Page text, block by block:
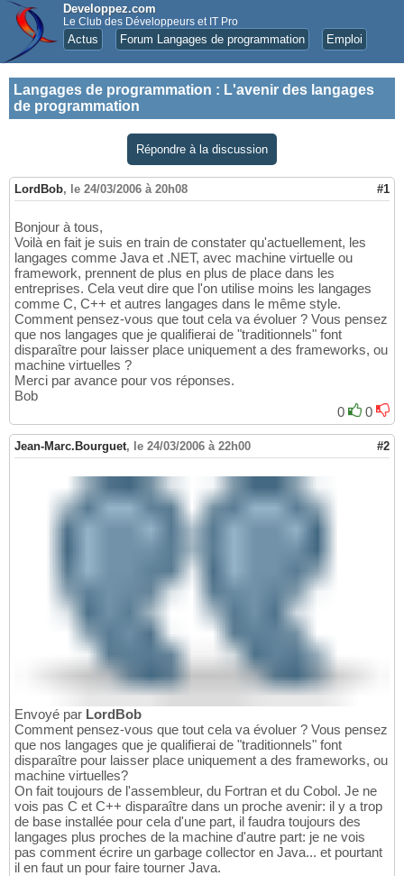
Developpez.com
Le Club des Développeurs et IT Pro
Actus Forum Langages de programmation Emploi
Langages de programmation : L'avenir des langages
de programmation
Répondre à la discussion
LordBob, le 24/03/2006 à 20h08 #1
Bonjour à tous,
Voilà en fait je suis en train de constater qu'actuellement, les
langages comme Java et .NET, avec machine virtuelle ou
framework, prennent de plus en plus de place dans les
entreprises. Cela veut dire que l'on utilise moins les langages
comme C, C++ et autres langages dans le même style.
Comment pensez-vous que tout cela va évoluer ? Vous pensez
que nos langages que je qualifierai de "traditionnels" font
disparaître pour laisser place uniquement a des frameworks, ou
machine virtuelles ?
Merci par avance pour vos réponses.
Bob
0
0
Jean-Marc.Bourguet, le 24/03/2006 à 22h00 #2
Envoyé par LordBob
Comment pensez-vous que tout cela va évoluer ? Vous pensez
que nos langages que je qualifierai de "traditionnels" font
disparaître pour laisser place uniquement a des frameworks, ou
machine virtuelles?
On fait toujours de l'assembleur, du Fortran et du Cobol. Je ne
vois pas C et C++ disparaître dans un proche avenir: il y a trop
de base installée pour cela d'une part, il faudra toujours des
langages plus proches de la machine d'autre part: je ne vois
pas comment écrire un garbage collector en Java... et pourtant
il en faut un pour faire tourner Java.